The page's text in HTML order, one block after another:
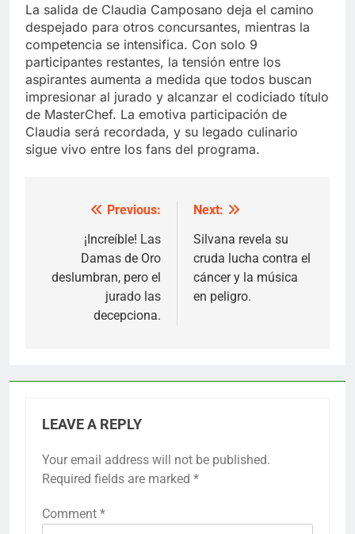
La salida de Claudia Camposano deja el camino
despejado para otros concursantes, mientras la
competencia se intensifica. Con solo 9
participantes restantes, la tensión entre los
aspirantes aumenta a medida que todos buscan
impresionar al jurado y alcanzar el codiciado título
de MasterChef. La emotiva participación de
Claudia será recordada, y su legado culinario
sigue vivo entre los fans del programa.
navigation
Previous:
¡Increíble! Las
Damas de Oro
deslumbran, pero el
jurado las
decepciona.
Next:
Silvana revela su
cruda lucha contra el
cáncer y la música
en peligro.
LEAVE A REPLY
Your email address will not be published.
Required fields are marked *
Comment *